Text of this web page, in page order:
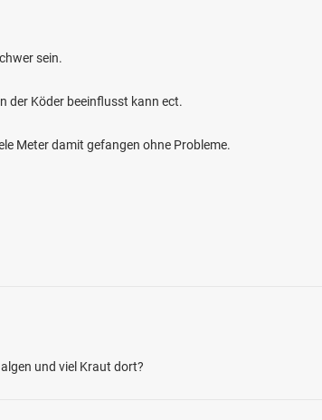
sein.
der Köder beeinflusst kann ect.
Meter damit gefangen ohne Probleme.
und viel Kraut dort?